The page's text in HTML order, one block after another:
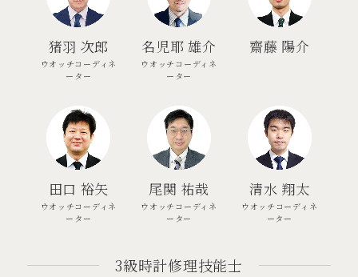
猪羽 次郎
ウオッチコーディネ
ーター
名児耶 雄介
ウオッチコーディネ
ーター
齋藤 陽介
田口 裕矢
ウオッチコーディネ
ーター
尾関 祐哉
ウオッチコーディネ
ーター
清水 翔太
ウオッチコーディネ
ーター
3級時計修理技能士